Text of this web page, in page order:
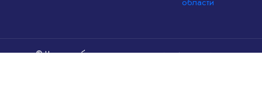
© Частное образовательное учреждение — средняя